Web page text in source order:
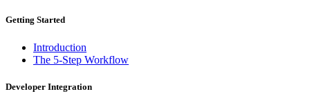
Getting Started
Introduction
The 5-Step Workflow
Developer Integration